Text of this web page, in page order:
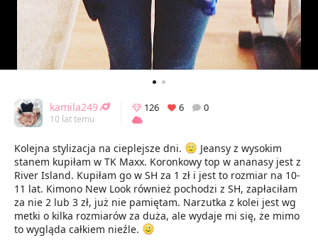
kamila249
10 lat temu
126 6 0
Kolejna stylizacja na cieplejsze dni.
Jeansy z wysokim
stanem kupiłam w TK Maxx. Koronkowy top w ananasy jest z
River Island. Kupiłam go w SH za 1 zł i jest to rozmiar na 10-
11 lat. Kimono New Look również pochodzi z SH, zapłaciłam
za nie 2 lub 3 zł, już nie pamiętam. Narzutka z kolei jest wg
metki o kilka rozmiarów za duża, ale wydaje mi się, że mimo
to wygląda całkiem nieźle.